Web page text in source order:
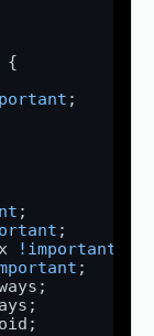
{
;
;
;
!important
;